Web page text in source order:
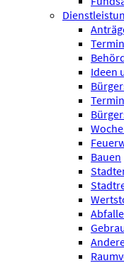
Ideen
Bauen